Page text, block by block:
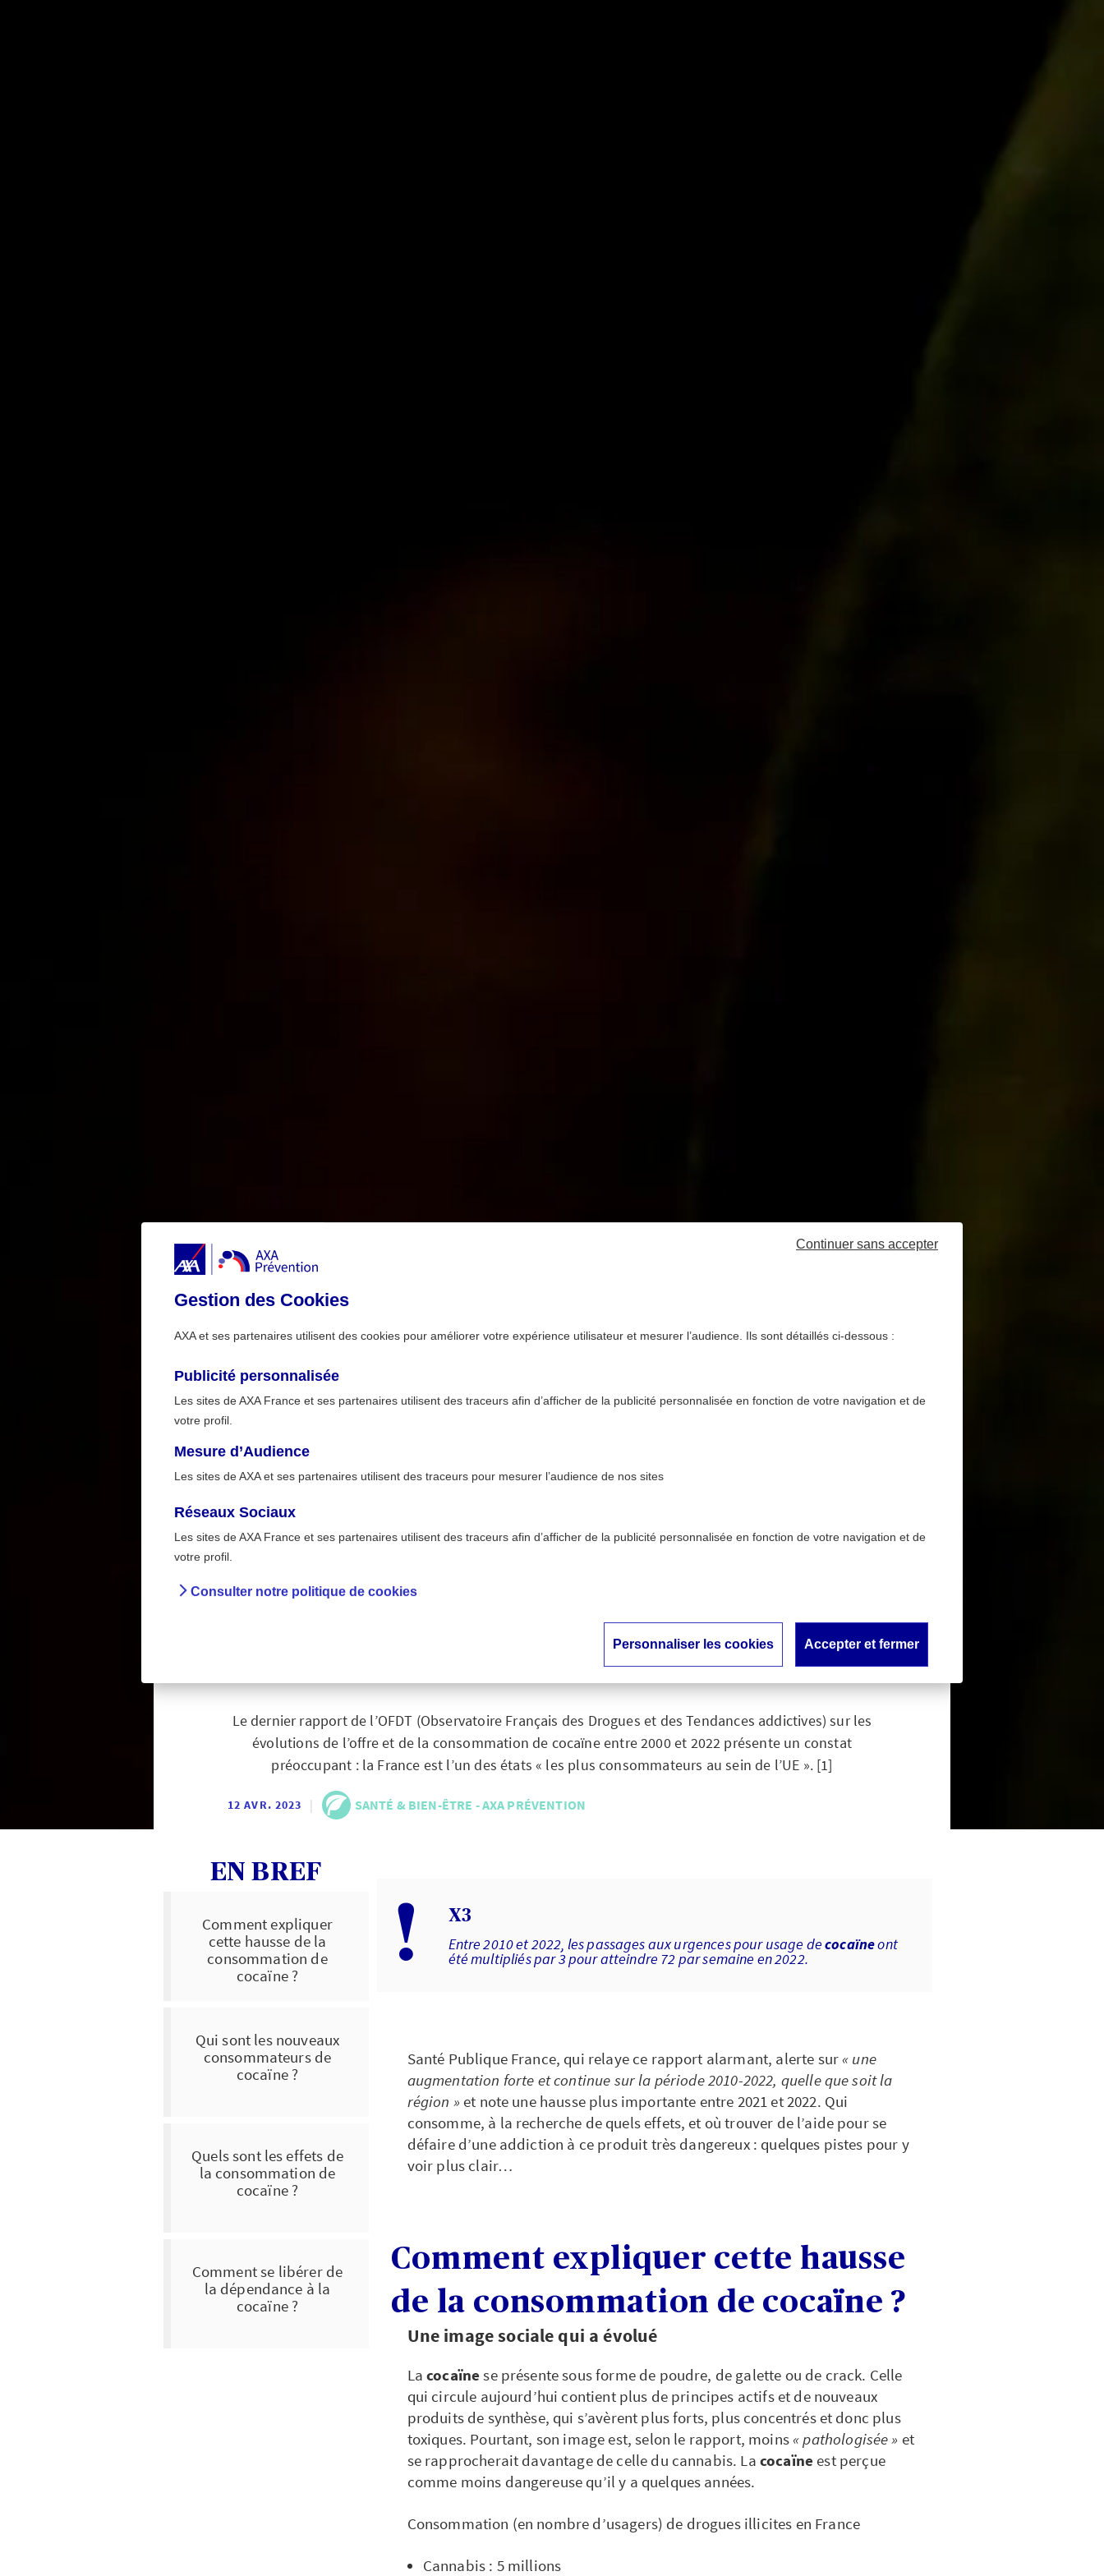
Accueil
Consommation de cocaïne : une
forte augmentation en 10 ans
Le dernier rapport de l’OFDT (Observatoire Français des Drogues et des Tendances addictives) sur les
évolutions de l’offre et de la consommation de cocaïne entre 2000 et 2022 présente un constat
préoccupant : la France est l’un des états « les plus consommateurs au sein de l’UE ». [1]
12 AVR. 2023 | SANTÉ & BIEN-ÊTRE - AXA PRÉVENTION
EN BREF
Comment expliquer
cette hausse de la
consommation de
cocaïne ?
Qui sont les nouveaux
consommateurs de
cocaïne ?
Quels sont les effets de
la consommation de
cocaïne ?
Comment se libérer de
la dépendance à la
cocaïne ?
! X3
Entre 2010 et 2022, les passages aux urgences pour usage decocaïneont
été multipliés par 3 pour atteindre 72 par semaine en 2022.
Santé Publique France, qui relaye ce rapport alarmant, alerte sur« une
augmentation forte et continue sur la période 2010-2022, quelle que soit la
région » et note une hausse plus importante entre 2021 et 2022. Qui
consomme, à la recherche de quels effets, et où trouver de l’aide pour se
défaire d’une addiction à ce produit très dangereux : quelques pistes pour y
voir plus clair…
Comment expliquer cette hausse
de la consommation de cocaïne ?
Une image sociale qui a évolué
Lacocaïne se présente sous forme de poudre, de galette ou de crack. Celle
qui circule aujourd’hui contient plus de principes actifs et de nouveaux
produits de synthèse, qui s’avèrent plus forts, plus concentrés et donc plus
toxiques. Pourtant, son image est, selon le rapport, moins« pathologisée » et
se rapprocherait davantage de celle du cannabis. La cocaïne est perçue
comme moins dangereuse qu’il y a quelques années.
Consommation (en nombre d’usagers) de drogues illicites en France
Cannabis : 5 millions
Gestion des Cookies
AXA et ses partenaires utilisent des cookies pour améliorer votre expérience utilisateur et mesurer l’audience. Ils sont détaillés ci-dessous :
Publicité personnalisée
Les sites de AXA France et ses partenaires utilisent des traceurs afin d’afficher de la publicité personnalisée en fonction de votre navigation et de
votre profil.
Mesure d’Audience
Les sites de AXA et ses partenaires utilisent des traceurs pour mesurer l’audience de nos sites
Réseaux Sociaux
Les sites de AXA France et ses partenaires utilisent des traceurs afin d’afficher de la publicité personnalisée en fonction de votre navigation et de
votre profil.
Consulter notre politique de cookies
Continuer sans accepter
Personnaliser les cookies Accepter et fermer